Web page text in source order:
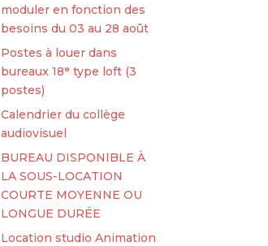
moduler en fonction des
besoins du 03 au 28 août
Postes à louer dans
bureaux 18ᵉ type loft (3
postes)
Calendrier du collège
audiovisuel
BUREAU DISPONIBLE À
LA SOUS-LOCATION
COURTE MOYENNE OU
LONGUE DURÉE
Location studio Animation